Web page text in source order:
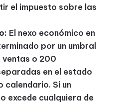
el impuesto sobre las
El nexo económico en
por un umbral
ventas o 200
en el estado
calendario. Si un
excede cualquiera de